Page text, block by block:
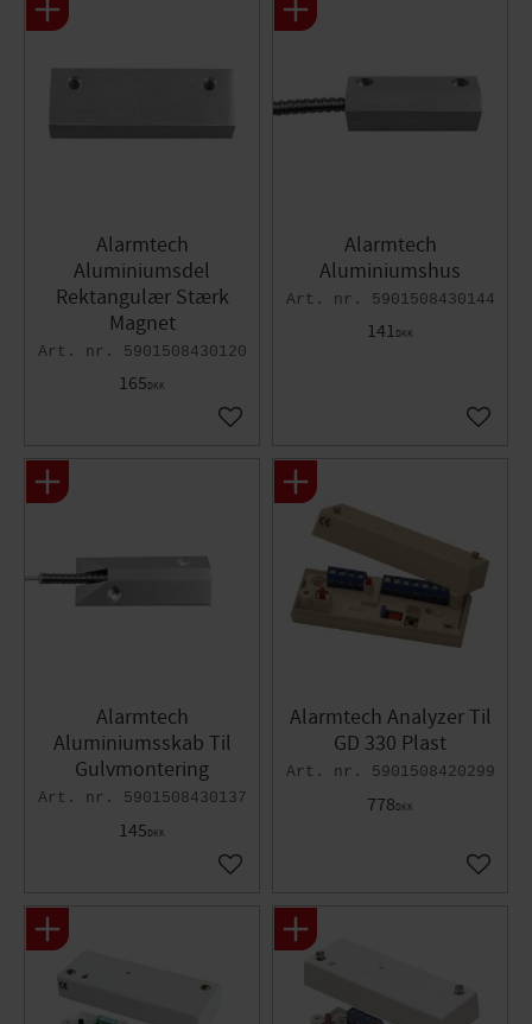
Alarmtech
Aluminiumsdel
Rektangulær Stærk
Magnet
5901508430120
165DKK
Gem som favorit
Alarmtech
Aluminiumshus
5901508430144
141DKK
Gem
Alarmtech
Aluminiumsskab Til
Gulvmontering
5901508430137
145DKK
Gem som favorit
Alarmtech Analyzer Til
GD 330 Plast
5901508420299
778DKK
Gem